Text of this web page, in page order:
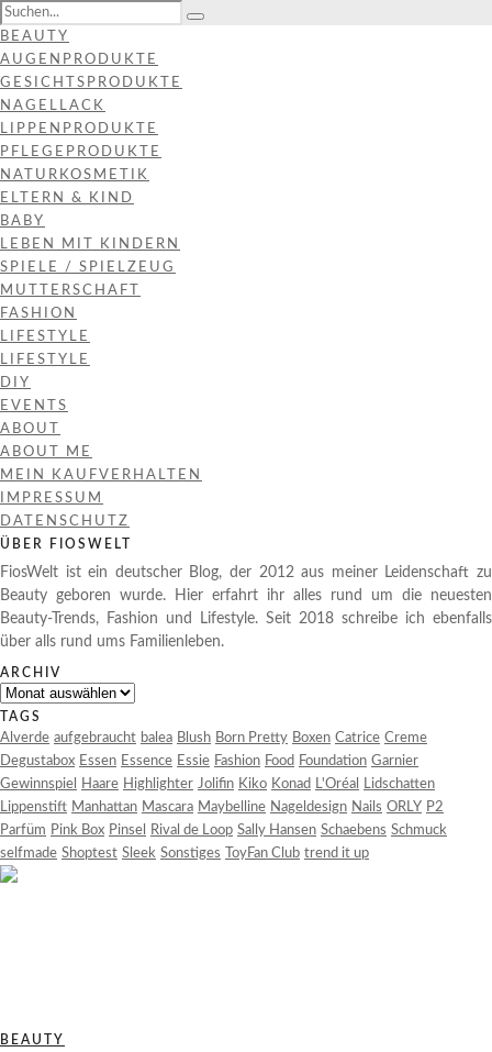
BEAUTY
AUGENPRODUKTE
GESICHTSPRODUKTE
NAGELLACK
LIPPENPRODUKTE
PFLEGEPRODUKTE
NATURKOSMETIK
ELTERN & KIND
BABY
LEBEN MIT KINDERN
SPIELE / SPIELZEUG
MUTTERSCHAFT
FASHION
LIFESTYLE
LIFESTYLE
DIY
EVENTS
ABOUT
ABOUT ME
MEIN KAUFVERHALTEN
IMPRESSUM
DATENSCHUTZ
ÜBER FIOSWELT
FiosWelt ist ein deutscher Blog, der 2012 aus meiner Leidenschaft zu
Beauty geboren wurde. Hier erfahrt ihr alles rund um die neuesten
Beauty-Trends, Fashion und Lifestyle. Seit 2018 schreibe ich ebenfalls
über alls rund ums Familienleben.
ARCHIV
Archiv
TAGS
Alverde aufgebraucht balea Blush Born Pretty Boxen Catrice Creme
Degustabox Essen Essence Essie Fashion Food Foundation Garnier
Gewinnspiel
Haare Highlighter Jolifin Kiko Konad L'Oréal
Lidschatten
Lippenstift Manhattan Mascara Maybelline Nageldesign Nails ORLY P2
Parfüm Pink Box Pinsel Rival de Loop Sally Hansen Schaebens Schmuck
selfmade Shoptest Sleek Sonstiges ToyFan Club trend it up
BEAUTY